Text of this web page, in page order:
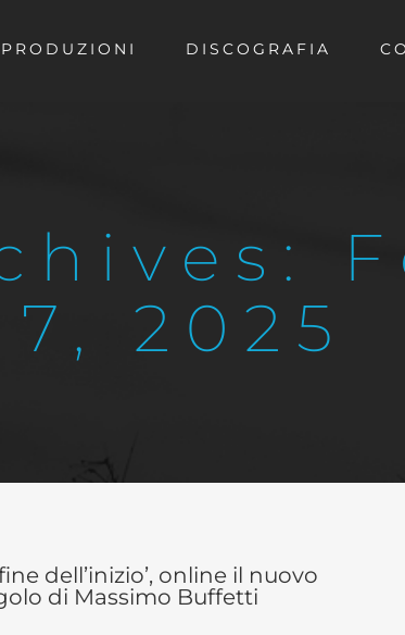
PRODUZIONI DISCOGRAFIA
7, 2025
fine dell’inizio’, online il nuovo
di Massimo Buffetti